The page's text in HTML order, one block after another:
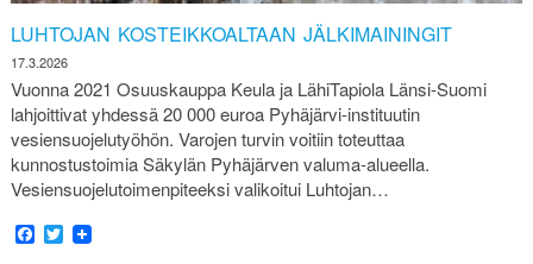
LUHTOJAN KOSTEIKKOALTAAN JÄLKIMAININGIT
17.3.2026
Vuonna 2021 Osuuskauppa Keula ja LähiTapiola Länsi-Suomi
lahjoittivat yhdessä 20 000 euroa Pyhäjärvi-instituutin
vesiensuojelutyöhön. Varojen turvin voitiin toteuttaa
kunnostustoimia Säkylän Pyhäjärven valuma‑alueella.
Vesiensuojelutoimenpiteeksi valikoitui Luhtojan…
Facebook
Twitter